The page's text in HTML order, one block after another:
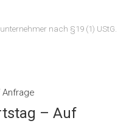
nach §19 (1) UStG.
– Auf